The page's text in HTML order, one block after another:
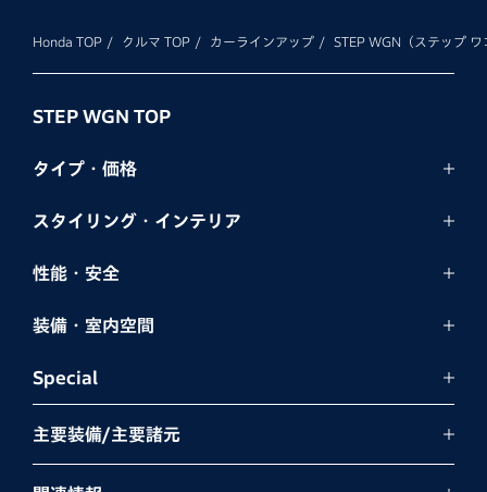
Honda TOP クルマ TOP カーラインアップ STEP WGN（ステップ ワ
STEP WGN TOP
タイプ・価格
スタイリング・ インテリア
性能・安全
装備・室内空間
Special
主要装備/主要諸元